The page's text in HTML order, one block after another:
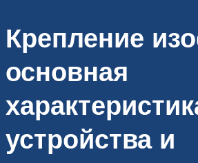
Крепление
основная
устройства и